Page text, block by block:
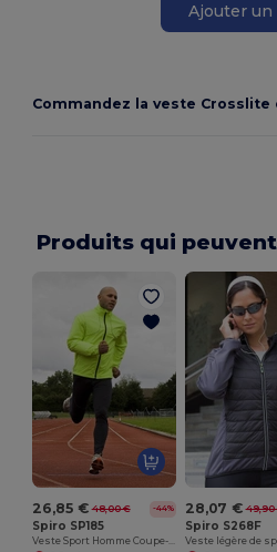
Ajouter un
Commandez la veste Crosslite
Produits qui
26,85 € 48,00 € -44%
Spiro SP185
28,07 € 49,90
Spiro S268F
Veste légère de